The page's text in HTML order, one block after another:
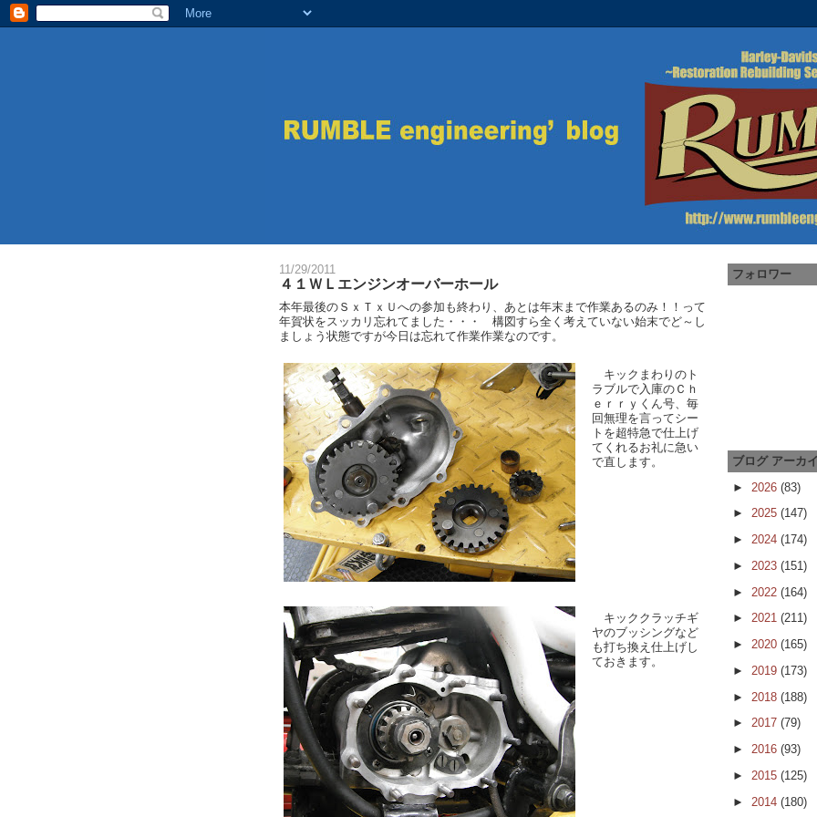
11/29/2011
４１ＷＬエンジンオーバーホール
本年最後のＳｘＴｘＵへの参加も終わり、あとは年末まで作業あるのみ！！って
年賀状をスッカリ忘れてました・・・ 構図すら全く考えていない始末でど～し
ましょう状態ですが今日は忘れて作業作業なのです。
キックまわりのト
ラブルで入庫のＣｈ
ｅｒｒｙくん号、毎
回無理を言ってシー
トを超特急で仕上げ
てくれるお礼に急い
で直します。
キッククラッチギ
ヤのブッシングなど
も打ち換え仕上げし
ておきます。
フォロワー
ブログ アーカ
► 2026 (83)
► 2025 (147)
► 2024 (174)
► 2023 (151)
► 2022 (164)
► 2021 (211)
► 2020 (165)
► 2019 (173)
► 2018 (188)
► 2017 (79)
► 2016 (93)
► 2015 (125)
► 2014 (180)